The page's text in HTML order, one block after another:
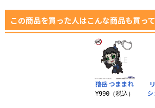
この商品を買った人はこんな商品も買っ
獪岳 つままれ
¥990（税込）